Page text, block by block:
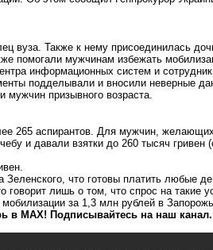
вуза. Также к нему присоединилась
помогали мужчинам избежать
информационных систем и
подделывали и вносили неверные
мужчин призывного возраста.
265 аспирантов. Для мужчин,
и давали взятки до 260 тысяч гривен
что готовы платить любые
лишь о том, что спрос на такие
за 1,3 млн рублей в
в MAX! Подписывайтесь на наш канал.